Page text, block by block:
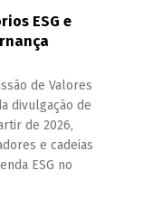
ESG e
de Valores
divulgação de
de 2026,
e cadeias
ESG no